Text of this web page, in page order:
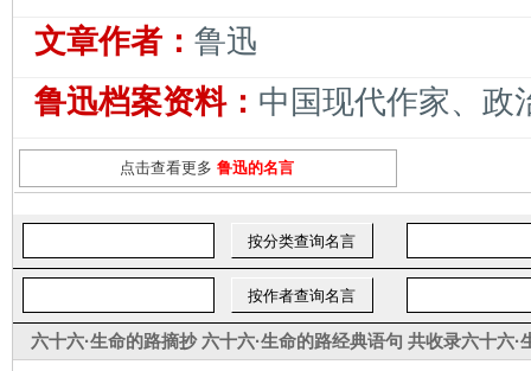
文章作者： 鲁迅
鲁迅档案资料： 中国现代作家、政
点击查看更多鲁迅的名言
六十六·生命的路摘抄 六十六·生命的路经典语句 共收录六十六·